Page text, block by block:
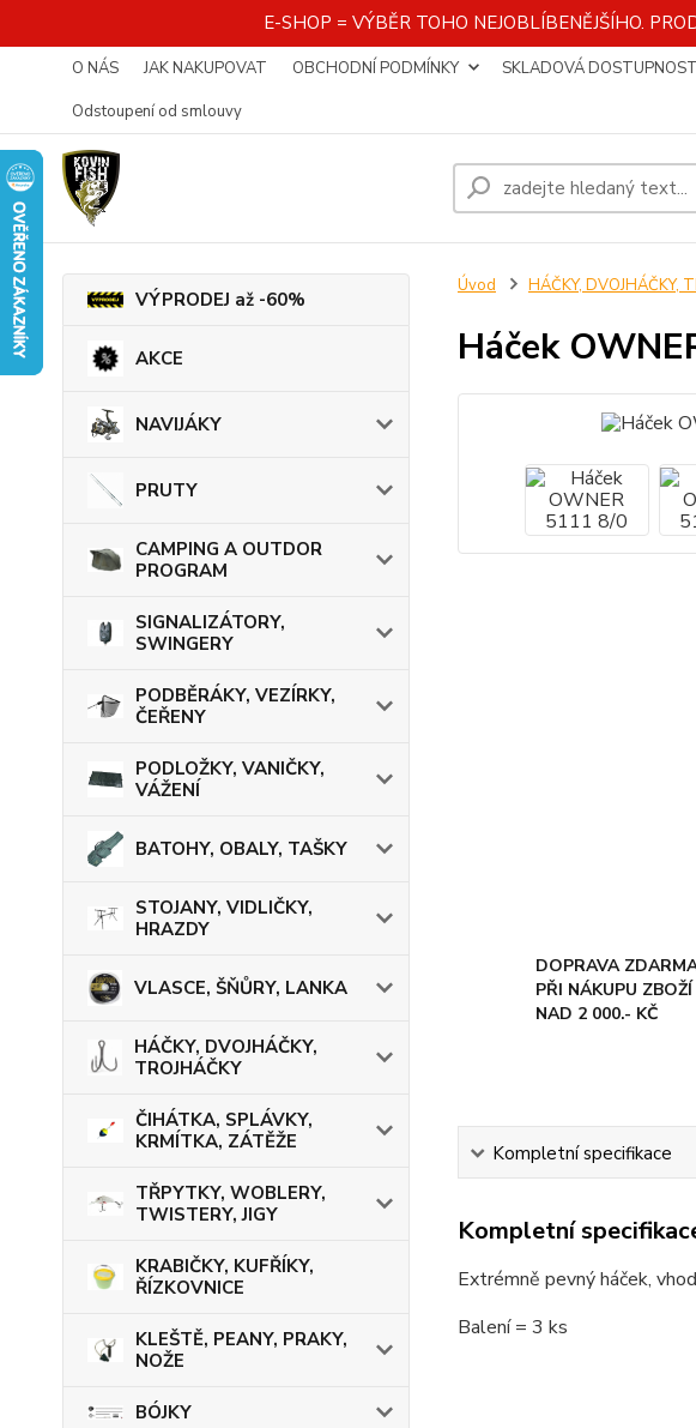
E-SHOP = VÝBĚR TOHO NEJOBLÍBENĚJŠÍHO.
O NÁS JAK NAKUPOVAT OBCHODNÍ PODMÍNKY SKLADOVÁ DOSTUPNOST
Odstoupení od smlouvy
VÝPRODEJ až -60%
AKCE
NAVIJÁKY
PRUTY
CAMPING A OUTDOR
PROGRAM
SIGNALIZÁTORY,
SWINGERY
PODBĚRÁKY, VEZÍRKY,
ČEŘENY
PODLOŽKY, VANIČKY,
VÁŽENÍ
BATOHY, OBALY, TAŠKY
STOJANY, VIDLIČKY,
HRAZDY
VLASCE, ŠŇŮRY, LANKA
HÁČKY, DVOJHÁČKY,
TROJHÁČKY
ČIHÁTKA, SPLÁVKY,
KRMÍTKA, ZÁTĚŽE
TŘPYTKY, WOBLERY,
TWISTERY, JIGY
KRABIČKY, KUFŘÍKY,
ŘÍZKOVNICE
KLEŠTĚ, PEANY, PRAKY,
NOŽE
BÓJKY
Úvod HÁČKY, DVOJHÁČKY,
Háček
DOPRAVA
PŘI NÁKUPU ZBOŽÍ
NAD 2 000.- KČ
Kompletní specifikace
Kompletní
Extrémně pevný háček,
Balení = 3 ks